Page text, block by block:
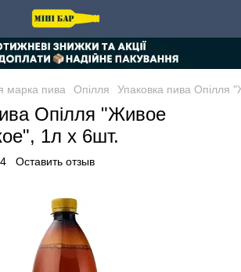
марка пива Опілля Упаковка пива Опілля
Опілля "Живое
1л х 6шт.
Оставить отзыв